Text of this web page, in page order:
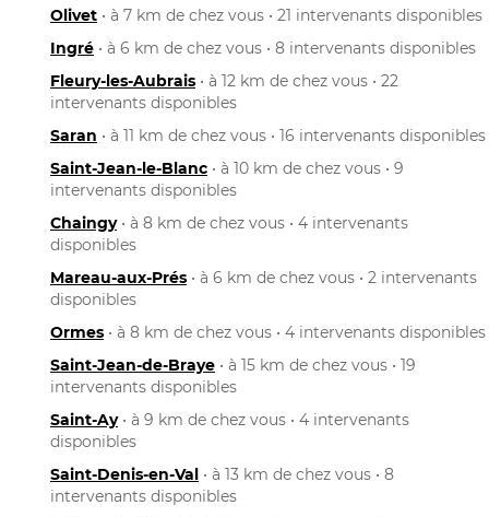
Olivet • à 7 km de chez vous • 21 intervenants disponibles
Ingré • à 6 km de chez vous • 8 intervenants disponibles
Fleury-les-Aubrais • à 12 km de chez vous • 22
intervenants disponibles
Saran • à 11 km de chez vous • 16 intervenants disponibles
Saint-Jean-le-Blanc • à 10 km de chez vous • 9
intervenants disponibles
Chaingy• à 8 km de chez vous • 4 intervenants
disponibles
Mareau-aux-Prés • à 6 km de chez vous • 2 intervenants
disponibles
Ormes • à 8 km de chez vous • 4 intervenants disponibles
Saint-Jean-de-Braye • à 15 km de chez vous • 19
intervenants disponibles
Saint-Ay• à 9 km de chez vous • 4 intervenants
disponibles
Saint-Denis-en-Val • à 13 km de chez vous • 8
intervenants disponibles